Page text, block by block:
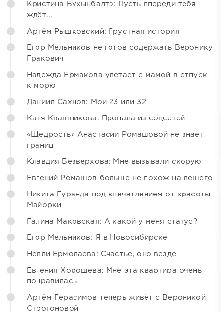
Кристина Бухынбалтэ: Пусть впереди тебя
ждёт...
Артём Рышковский: Грустная история
Егор Мельников не готов содержать Веронику
Гракович
Надежда Ермакова улетает с мамой в отпуск
к морю
Даниил Сахнов: Мои 23 или 32!
Катя Квашникова: Пропала из соцсетей
«Щедрость» Анастасии Ромашовой не знает
границ
Клавдия Безверхова: Мне вызывали скорую
Евгений Ромашов больше не похож на лешего
Никита Гуранда под впечатлением от красоты
Майорки
Галина Маковская: А какой у меня статус?
Егор Мельников: Я в Новосибирске
Нелли Ермолаева: Счастье, оно везде
Евгения Хорошева: Мне эта квартира очень
понравилась
Артём Герасимов теперь живёт с Вероникой
Строгоновой